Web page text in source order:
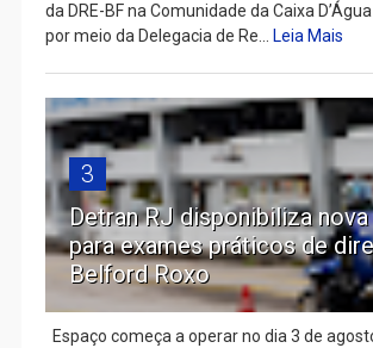
da DRE-BF na Comunidade da Caixa
por meio da Delegacia de Re...
Leia Mais
3
Detran RJ disponibiliza nova
para exames práticos de
Belford Roxo
Espaço começa a operar no dia 3 de